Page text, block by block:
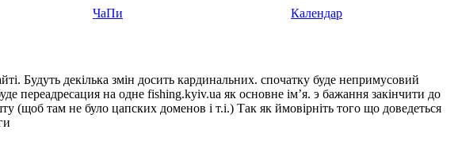
ЧаПи Календар
Будуть декілька змін досить кардинальних. спочатку буде непримусовий
переадресация на одне fishing.kyiv.ua як основне імʼя. э бажання закінчити до
(щоб там не було цапских доменов і т.і.) Так як ймовірніть того що доведеться